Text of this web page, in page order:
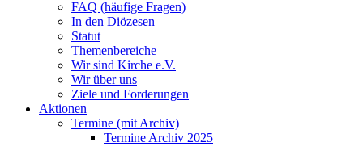
FAQ (häufige Fragen)
In den Diözesen
Statut
Themenbereiche
Wir sind Kirche e.V.
Wir über uns
Ziele und Forderungen
Aktionen
Termine (mit Archiv)
Termine Archiv 2025